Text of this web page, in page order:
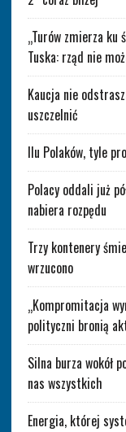
„Turów zmierza
Tuska: rząd nie
Kaucja nie
uszczelnić
Ilu Polaków, tyle
Polacy oddali już
nabiera rozpędu
Trzy kontenery
wrzucono
„Kompromitacja
polityczni bronią
Silna burza wokół
nas wszystkich
Energia, której